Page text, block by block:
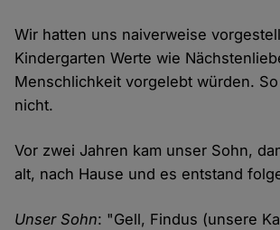
Wir hatten uns naiverweise
Kindergarten Werte wie
Menschlichkeit vorgelebt würden.
nicht.
Vor zwei Jahren kam unser Sohn,
alt, nach Hause und es entstand
Unser Sohn: "Gell, Findus (unsere